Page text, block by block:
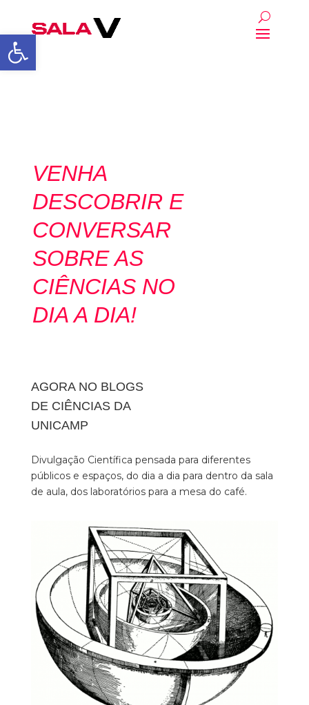
Abrir a barra de
VENHA
DESCOBRIR E
CONVERSAR
SOBRE AS
CIÊNCIAS NO
DIA A DIA!
AGORA NO BLOGS
DE CIÊNCIAS DA
UNICAMP
Divulgação Científica pensada para diferentes
públicos e espaços, do dia a dia para dentro da sala
de aula, dos laboratórios para a mesa do café.